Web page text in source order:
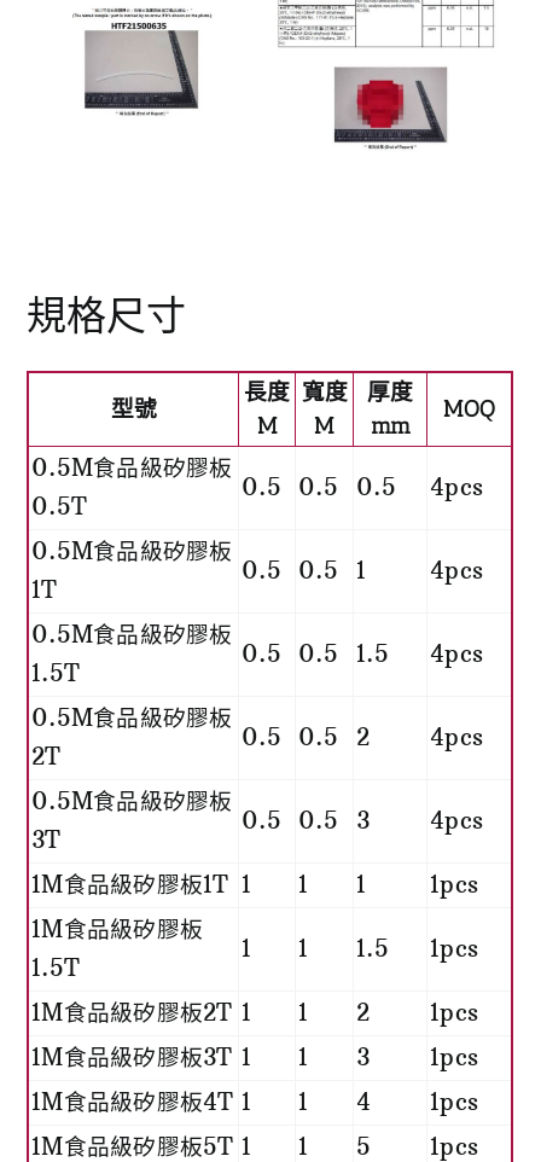
規格尺寸
型號
長度
M
寬度
M
厚度
mm
MOQ
0.5M食品級矽膠板
0.5T
0.5 0.5 0.5 4pcs
0.5M食品級矽膠板
1T
0.5 0.5 1 4pcs
0.5M食品級矽膠板
1.5T
0.5 0.5 1.5 4pcs
0.5M食品級矽膠板
2T
0.5 0.5 2 4pcs
0.5M食品級矽膠板
3T
0.5 0.5 3 4pcs
1M食品級矽膠板1T 1 1 1
1pcs
1M食品級矽膠板
1.5T
1 1 1.5 1pcs
1M食品級矽膠板2T 1 1 2
1pcs
1M食品級矽膠板3T 1 1 3
1pcs
1M食品級矽膠板4T 1 1 4
1pcs
1M食品級矽膠板5T 1 1 5 1pcs